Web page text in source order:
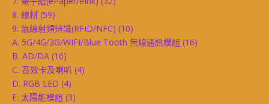
8. 線材 (59)
9. 無線射頻辨識(RFID/NFC) (10)
A. 5G/4G/3G/WIFI/Blue Tooth 無線通訊模組 (16)
B. AD/DA (16)
C. 音效卡及喇叭 (4)
D. RGB LED (4)
E. 太陽能模組 (3)